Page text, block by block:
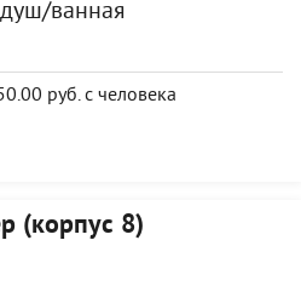
душ/ванная
руб. с человека
(корпус 8)